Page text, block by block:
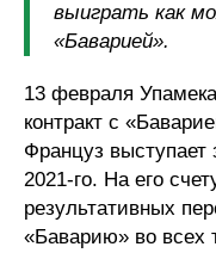
выиграть как
«Баварией».
13 февраля
контракт с
Француз
2021-го. На его
результативных
«Баварию» во всех